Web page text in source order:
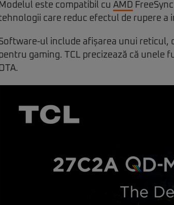
Modelul este compatibil cu AMD
care reduc efectul de rupere a
ul include afișarea unui reticul,
gaming. TCL precizează că